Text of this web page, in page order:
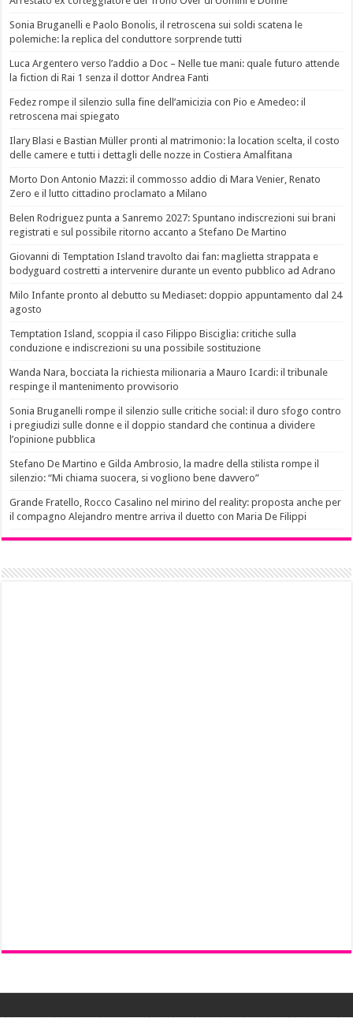
Sonia Bruganelli e Paolo Bonolis, il retroscena sui soldi scatena le
polemiche: la replica del conduttore sorprende tutti
Luca Argentero verso l’addio a Doc – Nelle tue mani: quale futuro attende
la fiction di Rai 1 senza il dottor Andrea Fanti
Fedez rompe il silenzio sulla fine dell’amicizia con Pio e Amedeo: il
retroscena mai spiegato
Ilary Blasi e Bastian Müller pronti al matrimonio: la location scelta, il costo
delle camere e tutti i dettagli delle nozze in Costiera Amalfitana
Morto Don Antonio Mazzi: il commosso addio di Mara Venier, Renato
Zero e il lutto cittadino proclamato a Milano
Belen Rodriguez punta a Sanremo 2027: Spuntano indiscrezioni sui brani
registrati e sul possibile ritorno accanto a Stefano De Martino
Giovanni di Temptation Island travolto dai fan: maglietta strappata e
bodyguard costretti a intervenire durante un evento pubblico ad Adrano
Milo Infante pronto al debutto su Mediaset: doppio appuntamento dal 24
agosto
Temptation Island, scoppia il caso Filippo Bisciglia: critiche sulla
conduzione e indiscrezioni su una possibile sostituzione
Wanda Nara, bocciata la richiesta milionaria a Mauro Icardi: il tribunale
respinge il mantenimento provvisorio
Sonia Bruganelli rompe il silenzio sulle critiche social: il duro sfogo contro
i pregiudizi sulle donne e il doppio standard che continua a dividere
l’opinione pubblica
Stefano De Martino e Gilda Ambrosio, la madre della stilista rompe il
silenzio: “Mi chiama suocera, si vogliono bene davvero”
Grande Fratello, Rocco Casalino nel mirino del reality: proposta anche per
il compagno Alejandro mentre arriva il duetto con Maria De Filippi